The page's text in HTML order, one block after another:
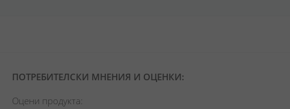
ПОТРЕБИТЕЛСКИ МНЕНИЯ И ОЦЕНКИ:
Оцени продукта: